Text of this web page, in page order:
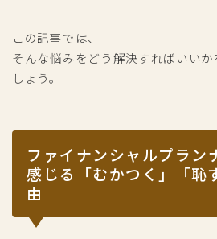
この記事では、
そんな悩みをどう解決すればいい
しょう。
ファイナンシャルプラン
感じる「むかつく」「恥
由